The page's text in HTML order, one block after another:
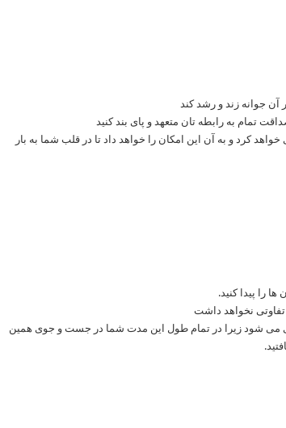
آن جوانه زند و رشد کند
تمام به رابطه تان متعهد و پای بند کنید
کرد و به آن این امکان را خواهد داد تا در قلب شما به بار
را پیدا کنید.
تفاوتی نخواهد داشت
می شود زیرا در تمام طول این مدت شما در جست و جوی همین